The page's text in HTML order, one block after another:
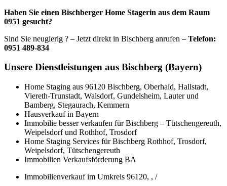
Haben Sie einen Bischberger Home Stagerin aus dem Raum
0951 gesucht?
Sind Sie neugierig ? – Jetzt direkt in Bischberg anrufen – Telefon:
0951 489-834
Unsere Dienstleistungen aus Bischberg (Bayern)
Home Staging aus 96120 Bischberg, Oberhaid, Hallstadt,
Viereth-Trunstadt, Walsdorf, Gundelsheim, Lauter und
Bamberg, Stegaurach, Kemmern
Hausverkauf in Bayern
Immobilie besser verkaufen für Bischberg – Tütschengereuth,
Weipelsdorf und Rothhof, Trosdorf
Home Staging Services für Bischberg Rothhof, Trosdorf,
Weipelsdorf, Tütschengereuth
Immobilien Verkaufsförderung BA
Immobilienverkauf im Umkreis 96120, , /